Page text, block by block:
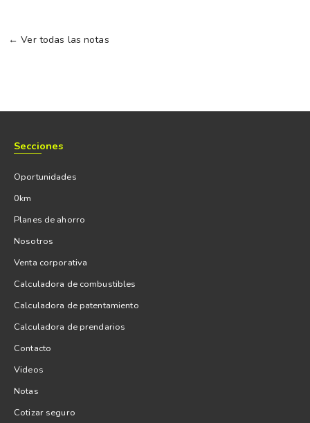
← Ver todas las notas
Secciones
Oportunidades
0km
Planes de ahorro
Nosotros
Venta corporativa
Calculadora de combustibles
Calculadora de patentamiento
Calculadora de prendarios
Contacto
Videos
Notas
Cotizar seguro